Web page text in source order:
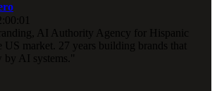
AI Authority Agency for Hispanic
US market. 27 years building brands that
AI systems."